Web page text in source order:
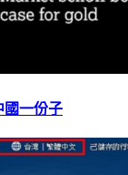
一份子